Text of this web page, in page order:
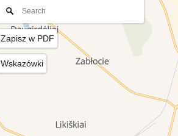
Zapisz w PDF
Wskazówki